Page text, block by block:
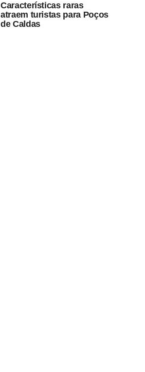
Características raras
atraem turistas para Poços
de Caldas